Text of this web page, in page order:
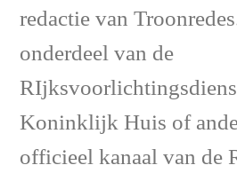
redactie van
onderdeel van de
Koninklijk Huis of
officieel kanaal van de